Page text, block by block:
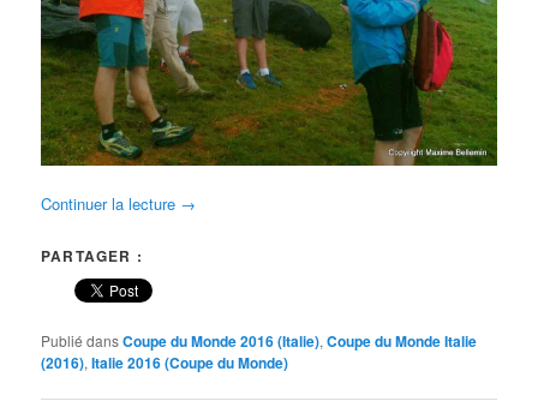
Continuer la lecture →
PARTAGER :
Publié dansCoupe du Monde 2016 (Italie),Coupe du Monde Italie
(2016),Italie 2016 (Coupe du Monde)